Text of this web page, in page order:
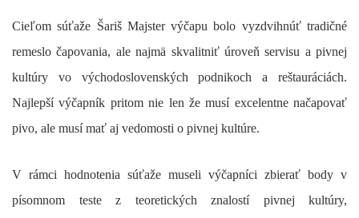
Cieľom súťaže Šariš Majster výčapu bolo vyzdvihnúť tradičné
remeslo čapovania, ale najmä skvalitniť úroveň servisu a pivnej
kultúry vo východoslovenských podnikoch a reštauráciách.
Najlepší výčapník pritom nie len že musí excelentne načapovať
pivo, ale musí mať aj vedomosti o pivnej kultúre.
V rámci hodnotenia súťaže museli výčapníci zbierať body v
písomnom teste z teoretických znalostí pivnej kultúry,